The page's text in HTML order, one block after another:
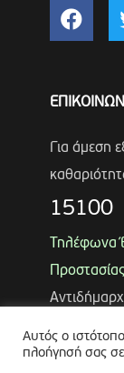
Για άμεση
15100
Τηλέφωνα
Προστασίας
Αυτός ο
πλοήγησή σας